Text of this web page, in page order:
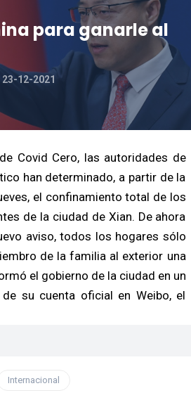
para ganarle al
23-12-2021
Covid Cero, las autoridades de
han determinado, a partir de la
el confinamiento total de los
de la ciudad de Xian. De ahora
aviso, todos los hogares sólo
de la familia al exterior una
el gobierno de la ciudad en un
su cuenta oficial en Weibo, el
Internacional